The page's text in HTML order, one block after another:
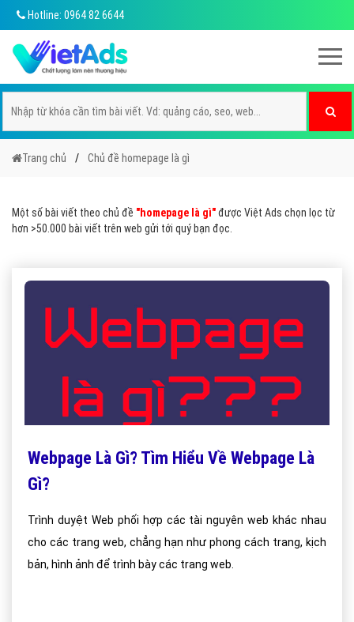
Hotline: 0964 82 6644
Trang chủ Chủ đề homepage là gì
Một số bài viết theo chủ đề "homepage là gì"được Việt Ads chọn lọc từ
hơn >50.000 bài viết trên web gửi tới quý bạn đọc.
Webpage Là Gì? Tìm Hiểu Về Webpage Là
Gì?
Trình duyệt Web phối hợp các tài nguyên web khác nhau
cho các trang web, chẳng hạn như phong cách trang, kịch
bản, hình ảnh để trình bày các trang web.